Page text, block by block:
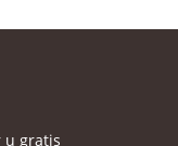
u gratis